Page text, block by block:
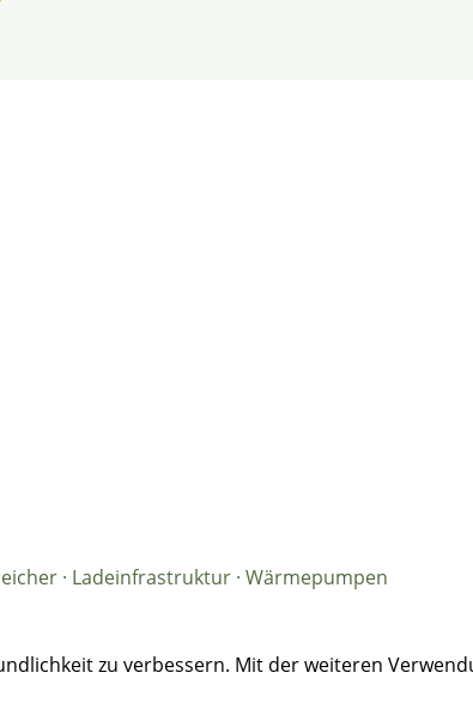
· Ladeinfrastruktur · Wärmepumpen
zu verbessern. Mit der weiteren